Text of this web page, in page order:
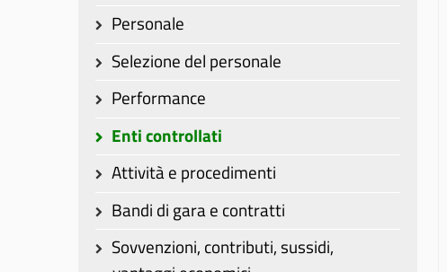
Personale
Selezione del personale
Performance
Enti controllati
Attività e procedimenti
Bandi di gara e contratti
Sovvenzioni, contributi, sussidi,